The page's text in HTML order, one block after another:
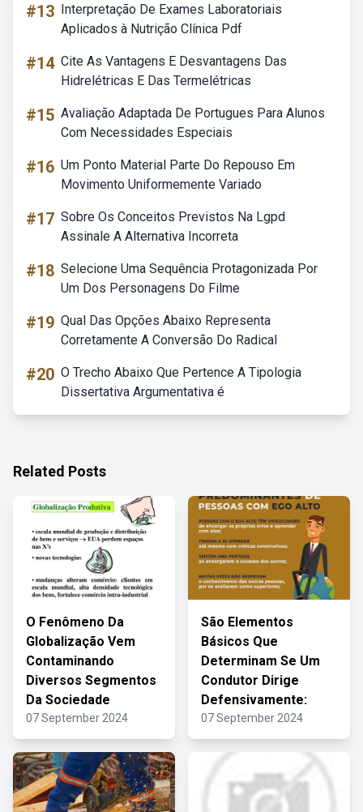
#13 Interpretação De Exames Laboratoriais
Aplicados à Nutrição Clínica Pdf
#14 Cite As Vantagens E Desvantagens Das
Hidrelétricas E Das Termelétricas
#15 Avaliação Adaptada De Portugues Para Alunos
Com Necessidades Especiais
#16 Um Ponto Material Parte Do Repouso Em
Movimento Uniformemente Variado
#17 Sobre Os Conceitos Previstos Na Lgpd
Assinale A Alternativa Incorreta
#18 Selecione Uma Sequência Protagonizada Por
Um Dos Personagens Do Filme
#19 Qual Das Opções Abaixo Representa
Corretamente A Conversão Do Radical
#20 O Trecho Abaixo Que Pertence A Tipologia
Dissertativa Argumentativa é
Related Posts
O Fenômeno Da
Globalização Vem
Contaminando
Diversos Segmentos
Da Sociedade
07 September 2024
São Elementos
Básicos Que
Determinam Se Um
Condutor Dirige
Defensivamente:
07 September 2024